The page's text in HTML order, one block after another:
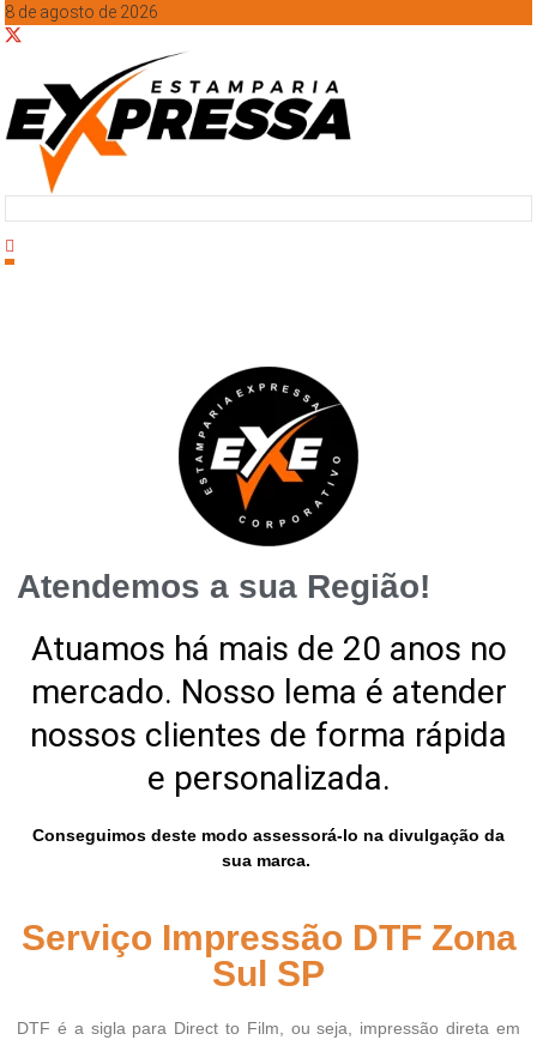
8 de agosto de 2026
Atendemos a sua Região!
Atuamos há mais de 20 anos no
mercado. Nosso lema é atender
nossos clientes de forma rápida
e personalizada.
Conseguimos deste modo assessorá-lo na divulgação da
sua marca.
Serviço Impressão DTF Zona
Sul SP
DTF é a sigla para Direct to Film, ou seja, impressão direta em